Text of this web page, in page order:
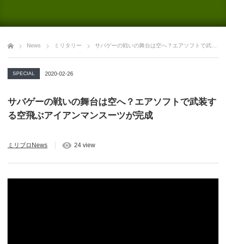
News ミリタリー サバゲーの戦いの舞台は空へ？エアソフトで武装する空飛ぶアイアンマンスーツが完成
SPECIAL 2020-02-26
サバゲーの戦いの舞台は空へ？エアソフトで武装す
る空飛ぶアイアンマンスーツが完成
ミリブロNews 24 view